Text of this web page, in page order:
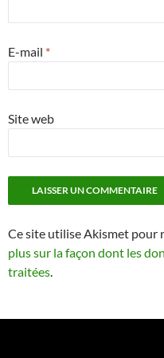
E-mail *
Site web
Ce site utilise Akismet pour
plus sur la façon dont les
traitées.